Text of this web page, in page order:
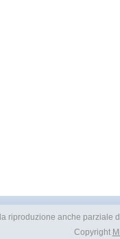
riproduzione anche parziale
Copyright